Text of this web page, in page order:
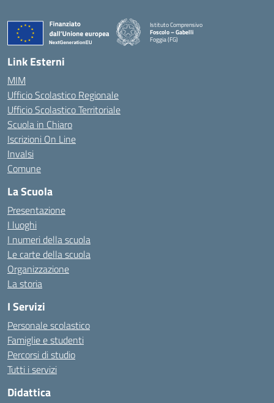
Istituto Comprensivo
Foscolo – Gabelli
Foggia (FG)
— Visita la pagina iniziale della scuola
Link Esterni
MIM
Ufficio Scolastico Regionale
Ufficio Scolastico Territoriale
Scuola in Chiaro
Iscrizioni On Line
Invalsi
Comune
La Scuola
Presentazione
I luoghi
I numeri della scuola
Le carte della scuola
Organizzazione
La storia
I Servizi
Personale scolastico
Famiglie e studenti
Percorsi di studio
Tutti i servizi
Didattica